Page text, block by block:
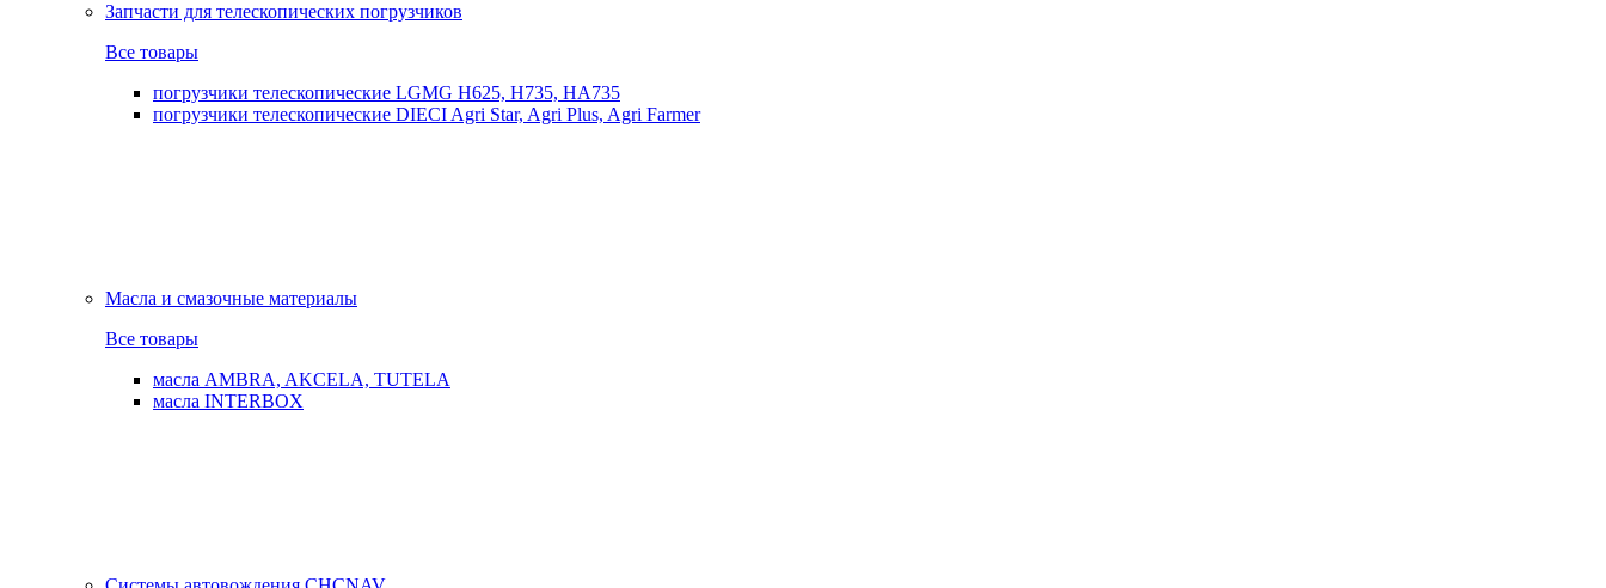
Запчасти для телескопических погрузчиков
Все товары
погрузчики телескопические LGMG H625, H735, HA735
погрузчики телескопические DIECI Agri Star, Agri Plus, Agri Farmer
Масла и смазочные материалы
Все товары
масла AMBRA, AKCELA, TUTELA
масла INTERBOX